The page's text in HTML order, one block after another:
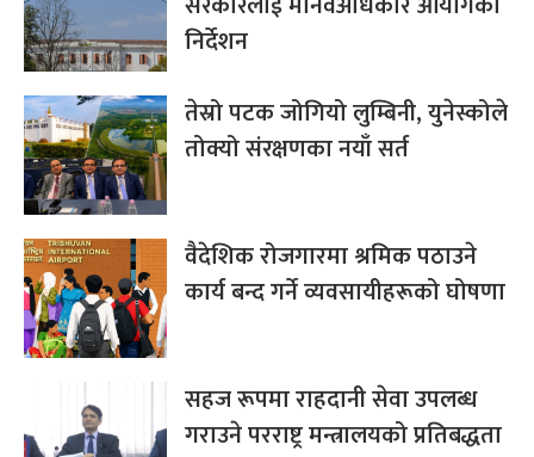
निर्देशन
तेस्रो पटक जोगियो लुम्बिनी, युनेस्कोले
तोक्यो संरक्षणका नयाँ सर्त
वैदेशिक रोजगारमा श्रमिक पठाउने
कार्य बन्द गर्ने व्यवसायीहरूको घोषणा
सहज रूपमा राहदानी सेवा उपलब्ध
गराउने परराष्ट्र मन्त्रालयको प्रतिबद्धता